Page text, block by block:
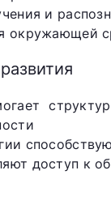
и
окружающей
доступ к